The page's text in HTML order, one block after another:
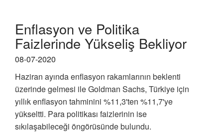
Enflasyon ve Politika
Faizlerinde Yükseliş Bekliyor
08-07-2020
Haziran ayında enflasyon rakamlarının beklenti
üzerinde gelmesi ile Goldman Sachs, Türkiye için
yıllık enflasyon tahminini %11,3'ten %11,7'ye
yükseltti. Para politikası faizlerinin ise
sıkılaşabileceği öngörüsünde bulundu.